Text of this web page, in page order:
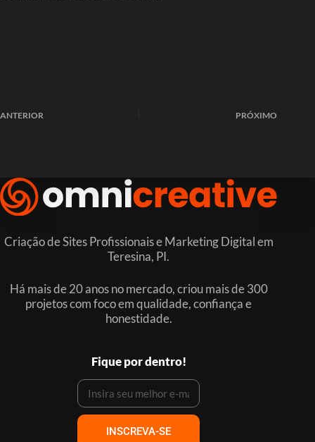
ANTERIOR PRÓXIMO
Criação de Sites Profissionais e Marketing Digital em
Teresina, PI.
Há mais de 20 anos no mercado, criou mais de 300
projetos com foco em qualidade, confiança e
honestidade.
Fique por dentro!
INSCREVA-SE